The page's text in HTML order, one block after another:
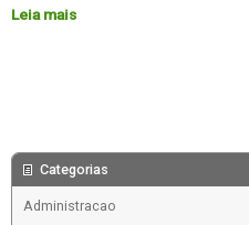
Leia mais
Categorias
Administracao